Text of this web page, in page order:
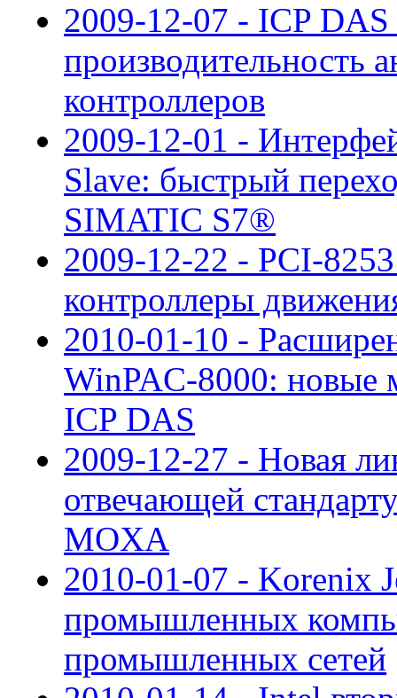
2009-12-07 - ICP DAS
производительность
контроллеров
2009-12-01 -
Slave: быстрый
SIMATIC S7®
2009-12-22 - PCI-
контроллеры
2010-01-10 -
WinPAC-8000: новые
ICP DAS
2009-12-27 - Новая
отвечающей
MOXA
2010-01-07 - Korenix
промышленных
промышленных сетей